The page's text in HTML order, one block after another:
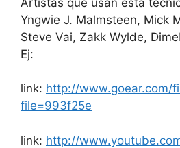
Yngwie J. Malmsteen, Mick
Steve Vai, Zakk Wylde,
Ej:
link: http://www.goear.com/
file=993f25e
link: http://